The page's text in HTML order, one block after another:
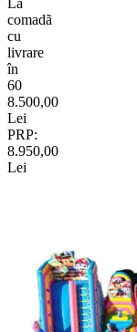
La
comadã
cu
livrare
în
60
8.500,00
Lei
PRP:
8.950,00
Lei